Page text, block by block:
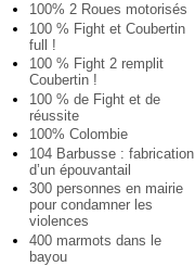
100% 2 Roues motorisés
100 % Fight et Coubertin
full !
100 % Fight 2 remplit
Coubertin !
100 % de Fight et de
réussite
100% Colombie
104 Barbusse : fabrication
d’un épouvantail
300 personnes en mairie
pour condamner les
violences
400 marmots dans le
bayou